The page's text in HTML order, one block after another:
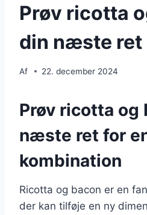
Prøv ricotta
din næste ret
Af 22. december 2024
Prøv ricotta og
næste ret for
kombination
Ricotta og bacon er en
der kan tilføje en ny